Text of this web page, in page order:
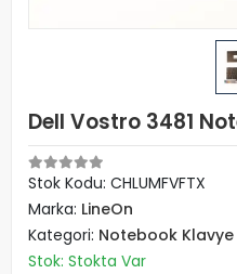
Dell Vostro 3481
Stok Kodu: CHLUMFVFTX
Marka: LineOn
Kategori: Notebook Klavye
Stok: Stokta Var